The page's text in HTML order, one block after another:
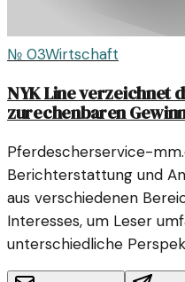
№ 03Wirtschaft
NYK Line verzeichnet
zurechenbaren
Pferdescherservice-
Berichterstattung und
aus verschiedenen
Interesses, um Leser
unterschiedliche